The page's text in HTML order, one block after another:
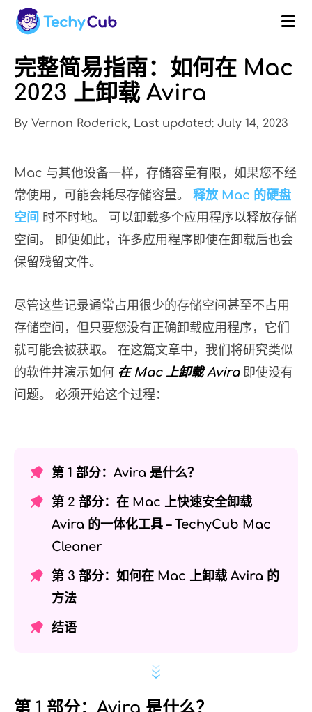
完整简易指南：如何在 Mac
2023 上卸载 Avira
By Vernon Roderick, Last updated: July 14, 2023
Mac 与其他设备一样，存储容量有限，如果您不经
常使用，可能会耗尽存储容量。 释放 Mac 的硬盘
空间 时不时地。 可以卸载多个应用程序以释放存储
空间。 即便如此，许多应用程序即使在卸载后也会
保留残留文件。
尽管这些记录通常占用很少的存储空间甚至不占用
存储空间，但只要您没有正确卸载应用程序，它们
就可能会被获取。 在这篇文章中，我们将研究类似
的软件并演示如何 在 Mac 上卸载 Avira即使没有
问题。 必须开始这个过程：
第 1 部分：Avira 是什么？
第 2 部分：在 Mac 上快速安全卸载
Avira 的一体化工具 – TechyCub Mac
Cleaner
第 3 部分：如何在 Mac 上卸载 Avira 的
方法
结语
第 1 部分：Avira 是什么？